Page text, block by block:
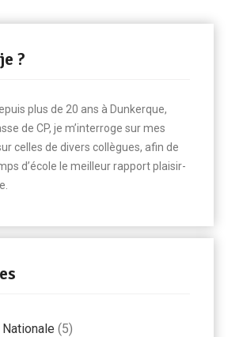
?
plus de 20 ans à Dunkerque,
de CP, je m’interroge sur mes
celles de divers collègues, afin de
d’école le meilleur rapport plaisir-
(5)